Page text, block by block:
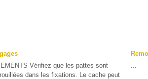
Vérifiez que les pattes sont
dans les fixations. Le cache peut
...